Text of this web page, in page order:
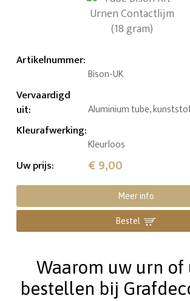
Artikelnummer:
Bison-UK
Vervaardigd
uit: Aluminium tube,
Kleurafwerking:
Kleurloos
Uw prijs: € 9,00
Meer info
Bestel
Waarom uw urn of
bestellen bij